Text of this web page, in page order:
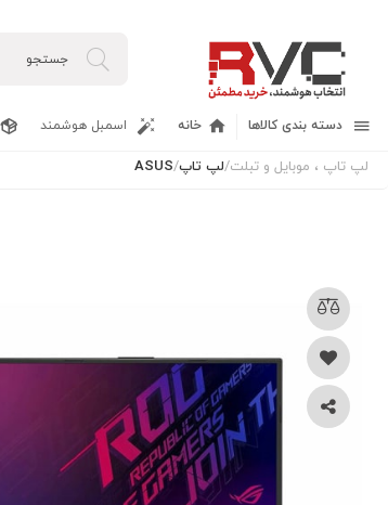
دسته بندی کالاها خانه اسمبل هوشمند
لپ تاپ ، موبایل و تبلت/لپ تاپ/
ASUS